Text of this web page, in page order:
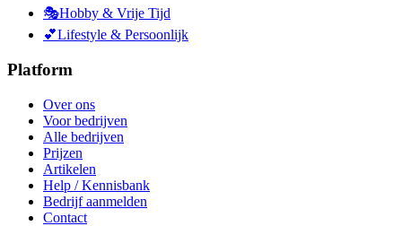
🎭Hobby & Vrije Tijd
💕Lifestyle & Persoonlijk
Platform
Over ons
Voor bedrijven
Alle bedrijven
Prijzen
Artikelen
Help / Kennisbank
Bedrijf aanmelden
Contact